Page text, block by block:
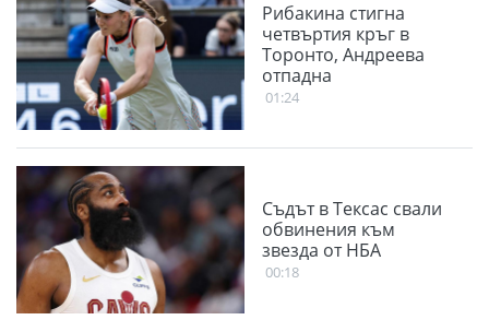
Рибакина стигна
четвъртия кръг в
Торонто, Андреева
отпадна
01:24
Съдът в Тексас свали
обвинения към
звезда от НБА
00:18